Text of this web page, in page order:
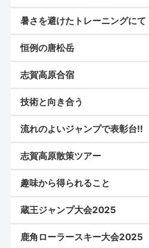
暑さを避けたトレーニングにて
恒例の唐松岳
志賀高原合宿
技術と向き合う
流れのよいジャンプで表彰台‼
志賀高原散策ツアー
趣味から得られること
蔵王ジャンプ大会2025
鹿角ローラースキー大会2025